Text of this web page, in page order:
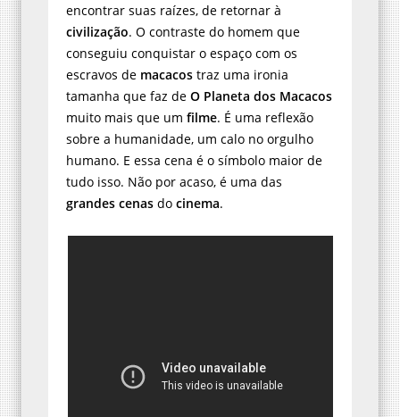
encontrar suas raízes, de retornar à
civilização. O contraste do homem que
conseguiu conquistar o espaço com os
escravos de macacos traz uma ironia
tamanha que faz de O Planeta dos Macacos
muito mais que um filme. É uma reflexão
sobre a humanidade, um calo no orgulho
humano. E essa cena é o símbolo maior de
tudo isso. Não por acaso, é uma das
grandes cenas do cinema.